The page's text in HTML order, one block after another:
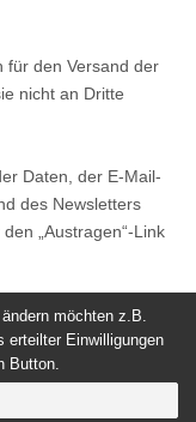
für den Versand der
nicht an Dritte
Daten, der E-Mail-
des Newsletters
„Austragen“-Link
möchten z.B.
erteilter Einwilligungen
Button.